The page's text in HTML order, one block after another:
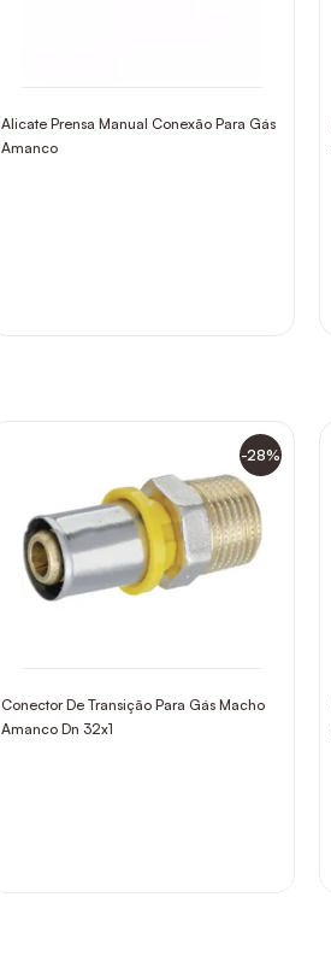
Alicate Prensa Manual Conexão Para Gás
Amanco
-28%
Conector De Transição Para Gás Macho
Amanco Dn 32x1